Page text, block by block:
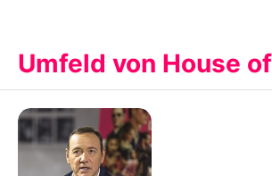
Umfeld von House